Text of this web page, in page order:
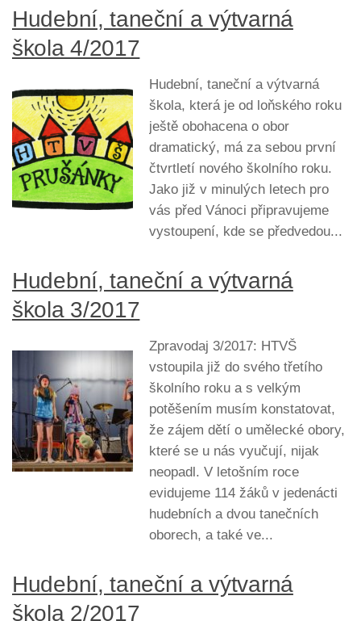
Hudební, taneční a výtvarná
škola 4/2017
Hudební, taneční a výtvarná
škola, která je od loňského roku
ještě obohacena o obor
dramatický, má za sebou první
čtvrtletí nového školního roku.
Jako již v minulých letech pro
vás před Vánoci připravujeme
vystoupení, kde se předvedou...
Hudební, taneční a výtvarná
škola 3/2017
Zpravodaj 3/2017: HTVŠ
vstoupila již do svého třetího
školního roku a s velkým
potěšením musím konstatovat,
že zájem dětí o umělecké obory,
které se u nás vyučují, nijak
neopadl. V letošním roce
evidujeme 114 žáků v jedenácti
hudebních a dvou tanečních
oborech, a také ve...
Hudební, taneční a výtvarná
škola 2/2017